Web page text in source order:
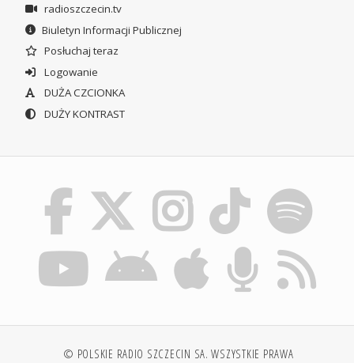
radioszczecin.tv
Biuletyn Informacji Publicznej
Posłuchaj teraz
Logowanie
DUŻA CZCIONKA
DUŻY KONTRAST
© POLSKIE RADIO SZCZECIN SA. WSZYSTKIE PRAWA